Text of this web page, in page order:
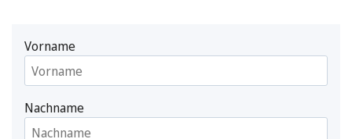
Vorname
Nachname